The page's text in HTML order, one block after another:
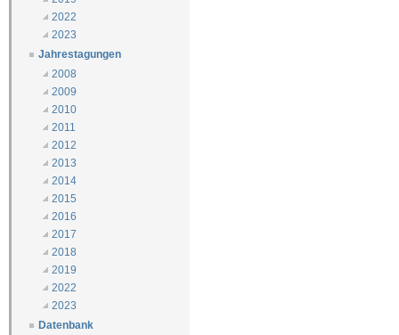
2022
2023
Jahrestagungen
2008
2009
2010
2011
2012
2013
2014
2015
2016
2017
2018
2019
2022
2023
Datenbank